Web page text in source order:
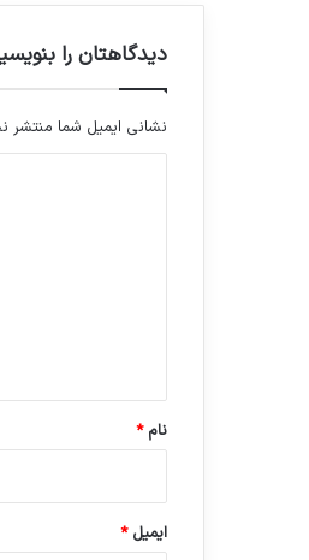
دیدگاهتان را
نشانی ایمیل شما منتشر
نام*
ایمیل*